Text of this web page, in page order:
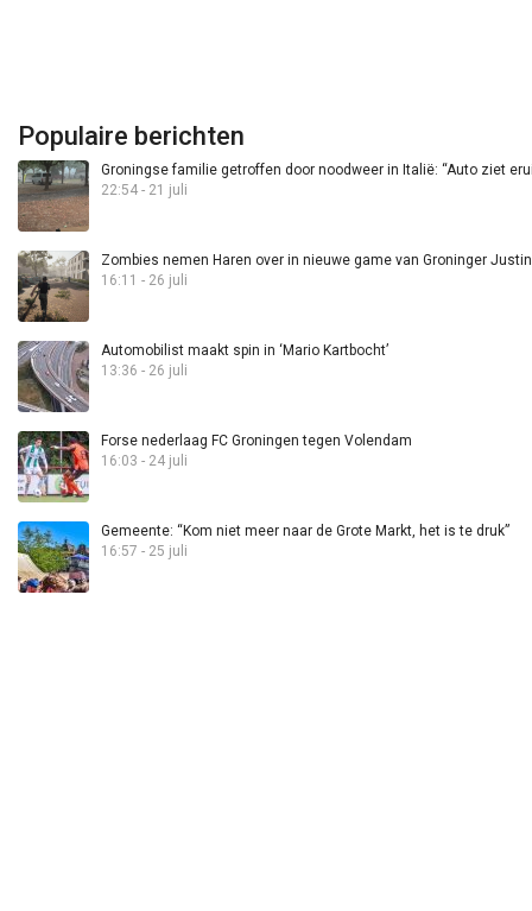
Populaire berichten
Groningse familie getroffen door noodweer in Italië: “Auto ziet
22:54 - 21 juli
Zombies nemen Haren over in nieuwe game van Groninger
16:11 - 26 juli
Automobilist maakt spin in ‘Mario Kartbocht’
13:36 - 26 juli
Forse nederlaag FC Groningen tegen Volendam
16:03 - 24 juli
Gemeente: “Kom niet meer naar de Grote Markt, het is te druk”
16:57 - 25 juli